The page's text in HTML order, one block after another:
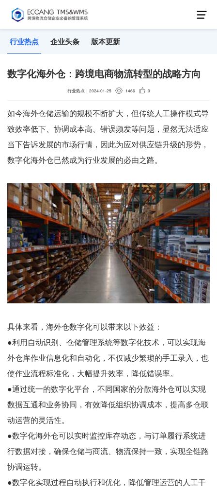
行业热点 企业头条 版本更新
数字化海外仓：跨境电商物流转型的战略方向
行业热点 ｜ 2024-01-25 1466 0
如今海外仓储运输的规模不断扩大，但传统人工操作模式导
致效率低下、协调成本高、错误频发等问题，显然无法适应
当下告诉发展的市场行情，因此为应对供应链升级的形势，
数字化海外仓已然成为行业发展的必由之路。
具体来看，海外仓数字化可以带来以下效益：
●利用自动识别、仓储管理系统等数字化技术，可以实现海
外仓库作业信息化和自动化，不仅减少繁琐的手工录入，也
使作业流程标准化，大幅提升效率，降低错误率。
●通过统一的数字化平台，不同国家的分散海外仓可以实现
数据互通和业务协同，有效降低组织协调成本，提高多仓联
动运营的灵活性。
●数字化海外仓可以实时监控库存动态，与订单履行系统进
行数据对接，确保仓储与商流、物流保持一致，实现全链路
协调运转。
●数字化实现过程自动执行和优化，降低管理运营的人工干